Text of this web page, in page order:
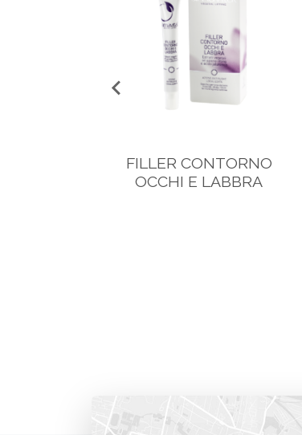
FILLER CONTORNO
OCCHI E LABBRA